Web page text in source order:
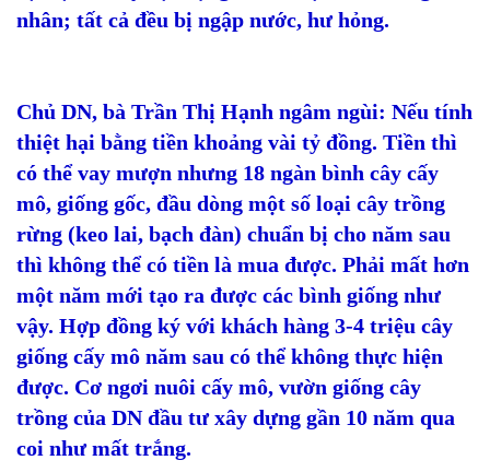
nhân; tất cả đều bị ngập nước, hư hỏng.
Chủ DN, bà Trần Thị Hạnh ngâm ngùi: Nếu tính
thiệt hại bằng tiền khoảng vài tỷ đồng. Tiền thì
có thể vay mượn nhưng 18 ngàn bình cây cấy
mô, giống gốc, đầu dòng một số loại cây trồng
rừng (keo lai, bạch đàn) chuẩn bị cho năm sau
thì không thể có tiền là mua được. Phải mất hơn
một năm mới tạo ra được các bình giống như
vậy. Hợp đồng ký với khách hàng 3-4 triệu cây
giống cấy mô năm sau có thể không thực hiện
được. Cơ ngơi nuôi cấy mô, vườn giống cây
trồng của DN đầu tư xây dựng gần 10 năm qua
coi như mất trắng.